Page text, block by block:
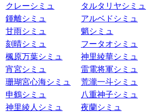
クレーシミュ
タルタリヤシミュ
鍾離シミュ
アルベドシミュ
甘雨シミュ
魈シミュ
刻晴シミュ
フータオシミュ
楓原万葉シミュ
神里綾華シミュ
宵宮シミュ
雷電将軍シミュ
珊瑚宮心海シミュ
荒瀧一斗シミュ
申鶴シミュ
八重神子シミュ
神里綾人シミュ
夜蘭シミュ